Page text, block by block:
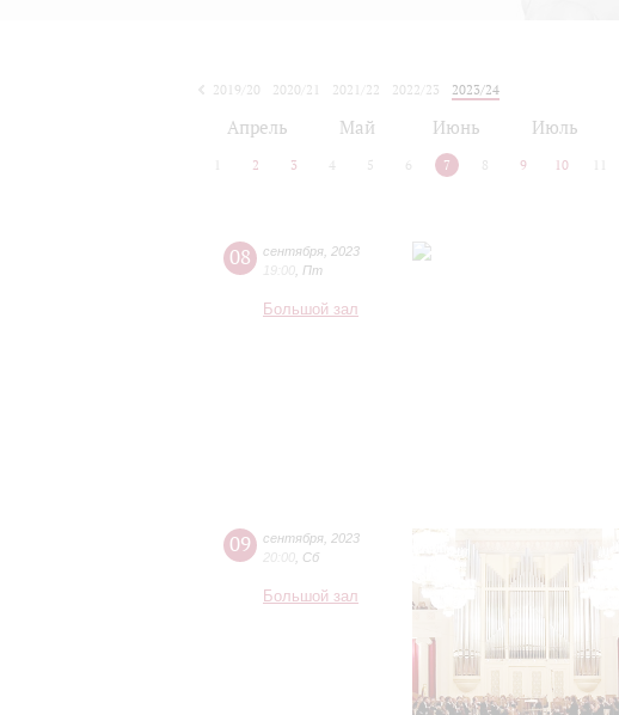
2019/20
2020/21 2021/22 2022/23
2023/24
Апрель Май Июнь Июль
2 3 4 5 6 7 8 9 10
08 сентября 2023
19:00 Пт
Большой зал
09 сентября 2023
20:00 Сб
Большой зал